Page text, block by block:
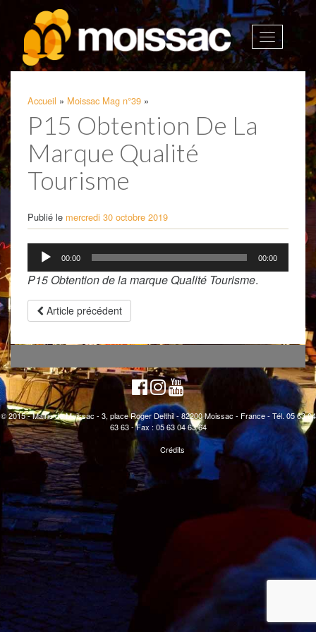
Afficher
la
Accueil » Moissac Mag n°39 »
P15 Obtention De La
Marque Qualité
Tourisme
Publié le mercredi 30 octobre 2019
Lecteur
audio
00:00 00:00
P15 Obtention de la marque Qualité Tourisme.
Article précédent
© 2015 - Mairie de Moissac - 3, place Roger Delthil - 82200 Moissac - France - Tél. 05 63 04
63 63 - Fax : 05 63 04 63 64
Crédits